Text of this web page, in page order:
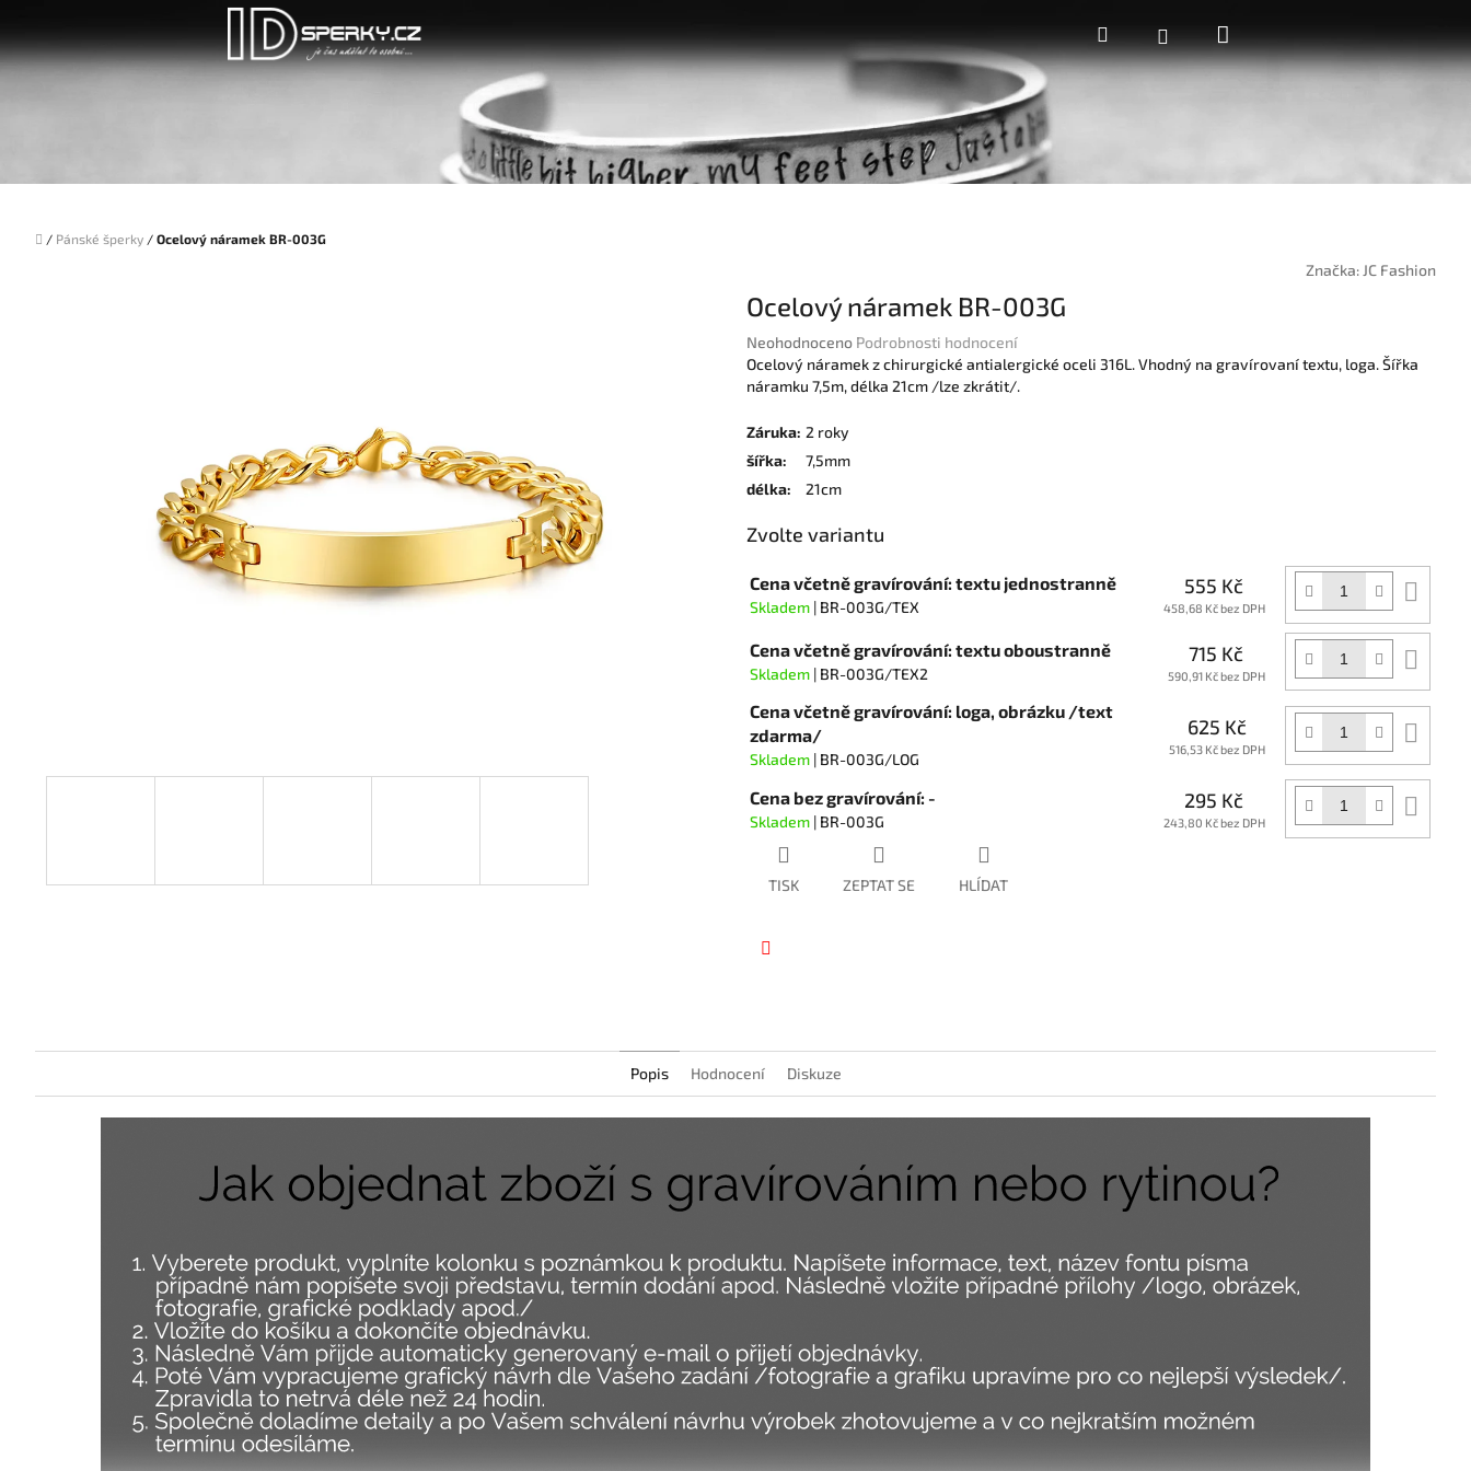
obsah
HledatPřihlášeníNákupní
košík
Domů
/ Pánské šperky / Ocelový náramek BR-003G
Značka: JC Fashion
Ocelový náramek BR-003G
Průměrné
hodnocení
produktu
0,0
z
5
hvězdiček.
Neohodnoceno Podrobnosti hodnocení
Ocelový náramek z chirurgické antialergické oceli 316L. Vhodný na gravírovaní textu, loga. Šířka
náramku 7,5m, délka 21cm /lze zkrátit/.
Záruka: 2 roky
šířka:
7,5mm
délka: 21cm
Zvolte variantu
Cena včetně gravírování: textu jednostranně
Skladem | BR-003G/TEX
555 Kč
458,68 Kč bez DPH
Cena včetně gravírování: textu oboustranně
Skladem | BR-003G/TEX2
715 Kč
590,91 Kč bez DPH
Cena včetně gravírování: loga, obrázku /text
zdarma/
Skladem | BR-003G/LOG
625 Kč
516,53 Kč bez DPH
Cena bez gravírování: -
Skladem | BR-003G
295 Kč
243,80 Kč bez DPH
TISK ZEPTAT SE HLÍDAT
Popis Hodnocení Diskuze